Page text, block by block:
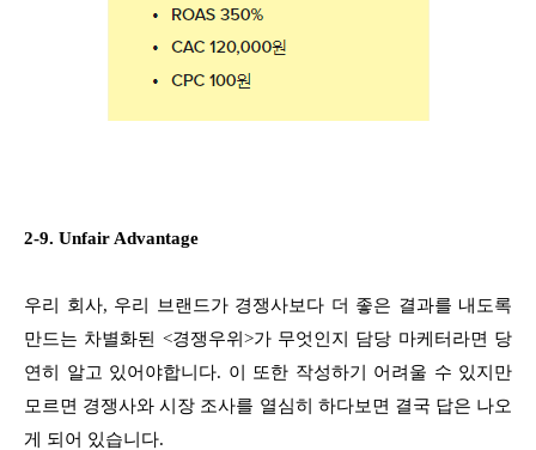
2-9. Unfair Advantage
우리 회사, 우리 브랜드가 경쟁사보다 더 좋은 결과를 내도록
만드는 차별화된 <경쟁우위>가 무엇인지 담당 마케터라면 당
연히 알고 있어야합니다. 이 또한 작성하기 어려울 수 있지만
모르면 경쟁사와 시장 조사를 열심히 하다보면 결국 답은 나오
게 되어 있습니다.